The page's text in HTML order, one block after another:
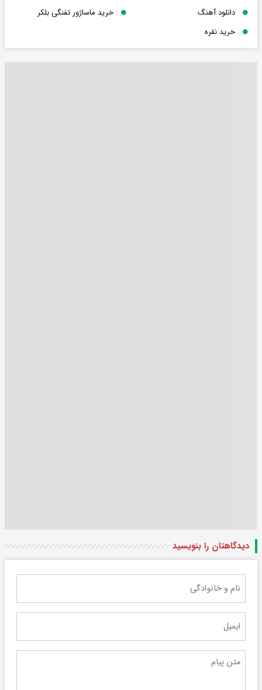
دانلود آهنگ
خرید ماساژور تفنگی بلکر
خرید نقره
دیدگاهتان را بنویسید